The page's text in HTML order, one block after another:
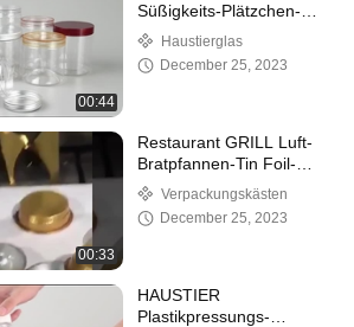
00:44
Süßigkeits-Plätzchen-
Glas 1500ml Honey
Food Packaging
Haustierglas
December 25, 2023
00:33
Restaurant GRILL Luft-
Bratpfannen-Tin Foil-
Behälter Rechteck-zum
Mitnehmenaluminiumfolie
Pan
Verpackungskästen
December 25, 2023
HAUSTIER
Plastikpressungs-